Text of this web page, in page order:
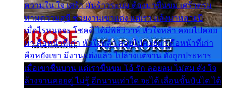
ความใน ใจ เศร้า มันร้าวระบม ต้องมาขื่นขม เศร้าตรม
ท่ามความสุขี ช่วยงานเขาแต่ง แต่เรา แล้งมาหลายปี
เมื่อไรหนอจะ โชคดี ได้มีพิธีวิวาห์ หัวใจหล้า คอยไปคอย
มา คือหน้าที่เก่า หัวใจหล้า คอยไปคอยมา คือหน้าที่เก่า
คือหยังเขา มีงานแต่งแล้ว ไปล้างแต่จาน ดั่งถูกประหาร
เมื่อเขาชื่นบาน แต่เราขื่นขม โอ้ รัก ลอยลม ไม่สม ดัง ใจ
ล้างจานคอยคู่ ไม่รู้ อีกนานเท่าใด จะได้ เลื่อนขั้นบันได ได้